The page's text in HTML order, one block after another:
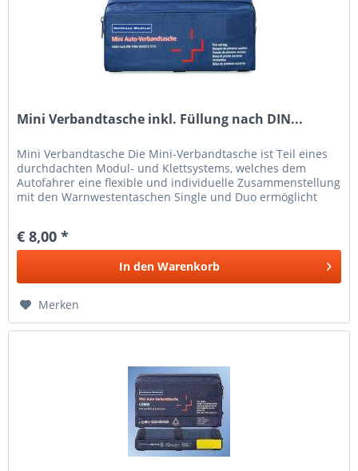
Mini Verbandtasche inkl. Füllung nach DIN...
Mini Verbandtasche Die Mini-Verbandtasche ist Teil eines
durchdachten Modul- und Klettsystems, welches dem
Autofahrer eine flexible und individuelle Zusammenstellung
mit den Warnwestentaschen Single und Duo ermöglicht
€ 8,00 *
In den Warenkorb
Merken